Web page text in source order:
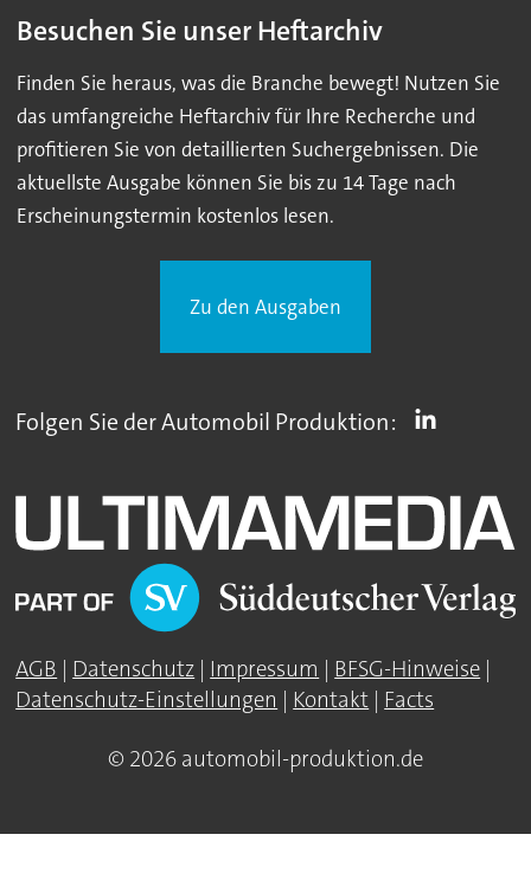
Besuchen Sie unser Heftarchiv
Finden Sie heraus, was die Branche bewegt! Nutzen Sie
das umfangreiche Heftarchiv für Ihre Recherche und
profitieren Sie von detaillierten Suchergebnissen. Die
aktuellste Ausgabe können Sie bis zu 14 Tage nach
Erscheinungstermin kostenlos lesen.
Zu den Ausgaben
Folgen Sie der Automobil Produktion:
AGB Datenschutz Impressum BFSG-Hinweise
Datenschutz-Einstellungen
Kontakt Facts
© 2026 automobil-produktion.de